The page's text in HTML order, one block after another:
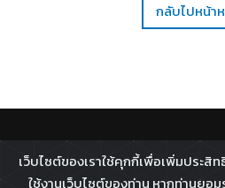
กลับไปหน้า
All rights reserved - 2026 ©
เว็บไซต์ของเราใช้คุกกี้เพื่อเพิ่มประสิ
ใช้งานเว็บไซต์ของท่าน หากท่านยอม